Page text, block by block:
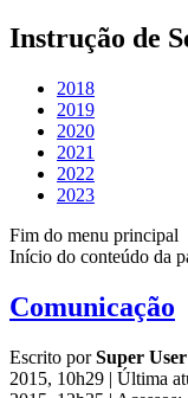
Instrução de
2018
2019
2020
2021
2022
2023
Fim do menu principal
Início do conteúdo da
Comunicação
Escrito porSuper User
2015, 10h29 | Última